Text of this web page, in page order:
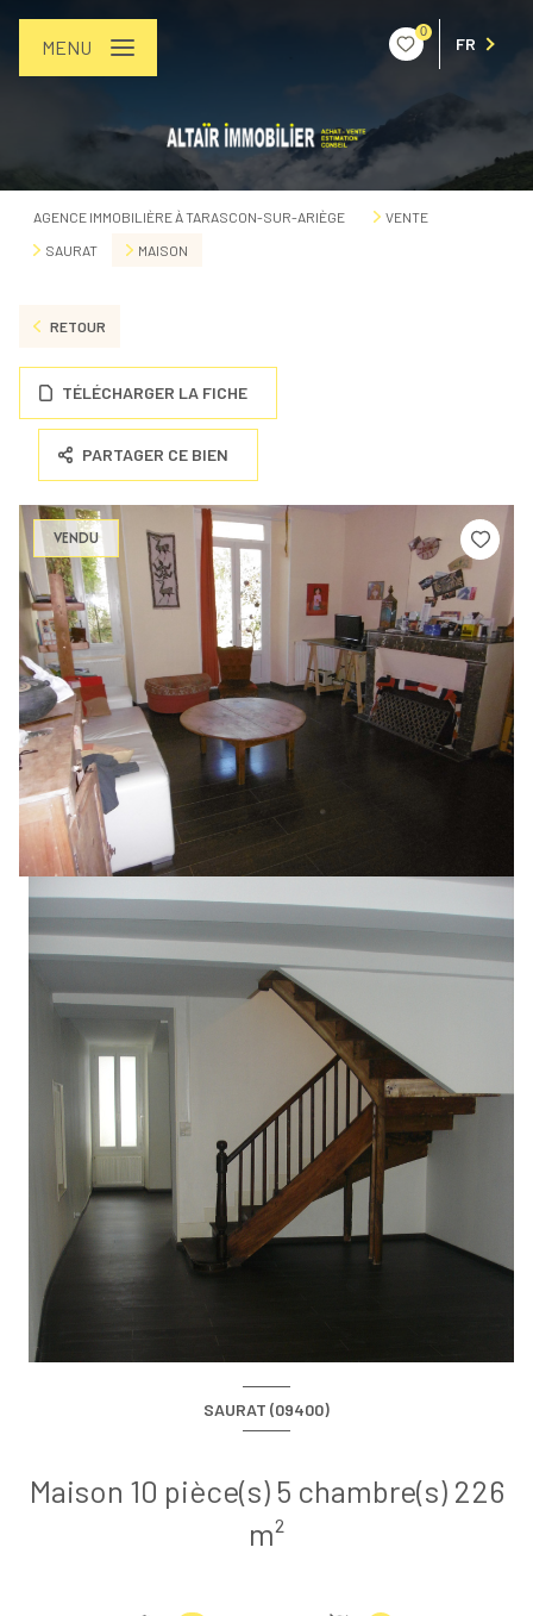
0
FR
MENU
AGENCE IMMOBILIÈRE À TARASCON-SUR-ARIÈGE
VENTE
SAURAT
MAISON
RETOUR
TÉLÉCHARGER LA FICHE
PARTAGER CE BIEN
VENDU
SAURAT (09400)
Maison 10 pièce(s) 5 chambre(s) 226
m²